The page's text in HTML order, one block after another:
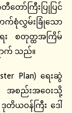
ာ်ကြီးပြုပြင်
စုံလွှမ်းခြုံသော
း စတုတ္ထအကြိမ်
က် သည်။
Plan) ရေးဆွဲ
အစည်းအဝေးသို့
တိယဝန်ကြီး ဒေါ်